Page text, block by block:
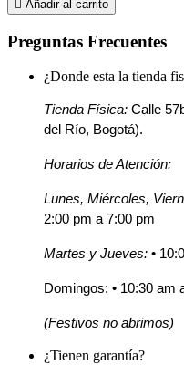
Añadir al carrito
Preguntas Frecuentes
¿Donde esta la tienda
Tienda Física: Calle
del Río, Bogotá).
Horarios de Atención:
Lunes, Miércoles,
2:00 pm a 7:00 pm
Martes y Jueves: •
Domingos: • 10:30 am
(Festivos no abrimos)
¿Tienen garantía?